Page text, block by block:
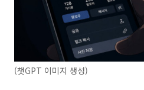
(챗GPT 이미지 생성)